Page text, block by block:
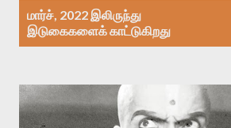
கை
மார்ச், 2022 இலிருந்து
இடுகைகளைக் காட்டுகிறது